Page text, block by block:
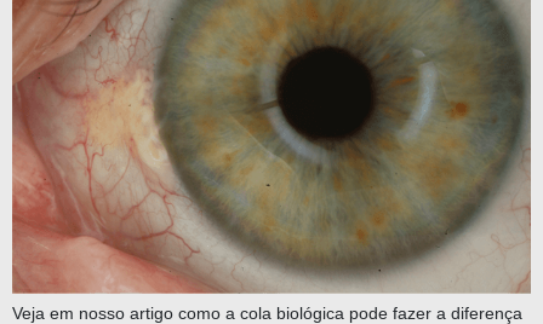
Veja em nosso artigo como a cola biológica pode fazer a diferença